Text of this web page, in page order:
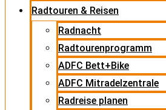
Radtouren & Reisen
Radnacht
Radtourenprogramm
ADFC Bett+Bike
ADFC Mitradelzentrale
Radreise planen